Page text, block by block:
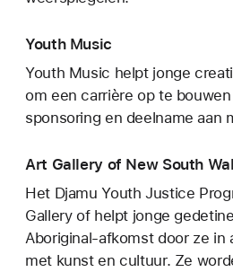
Youth Music
Youth Music helpt jonge
om een carrière op te
sponsoring en deelname aan
Art Gallery of New South
Het Djamu Youth Justice
Gallery of helpt jonge
Aboriginal-afkomst door ze in
met kunst en cultuur. Ze